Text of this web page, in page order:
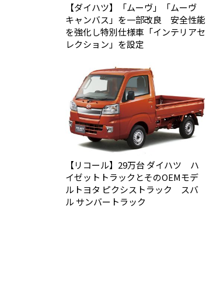
【ダイハツ】「ムーヴ」「ムーヴ
キャンバス」を一部改良 安全性能
を強化し特別仕様車「インテリアセ
レクション」を設定
【リコール】29万台 ダイハツ ハ
イゼットトラックとそのOEMモデ
ルトヨタ ピクシストラック スバ
ル サンバートラック